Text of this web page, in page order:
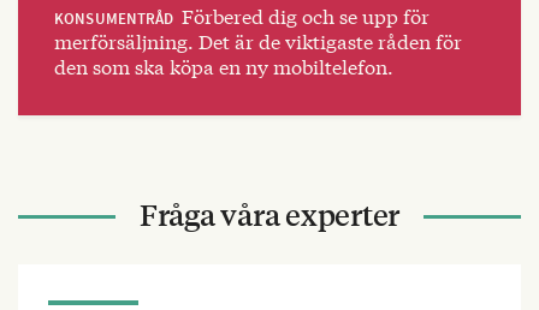
KONSUMENTRÅD Förbered dig och se upp för
merförsäljning. Det är de viktigaste råden för
den som ska köpa en ny mobiltelefon.
Fråga våra experter